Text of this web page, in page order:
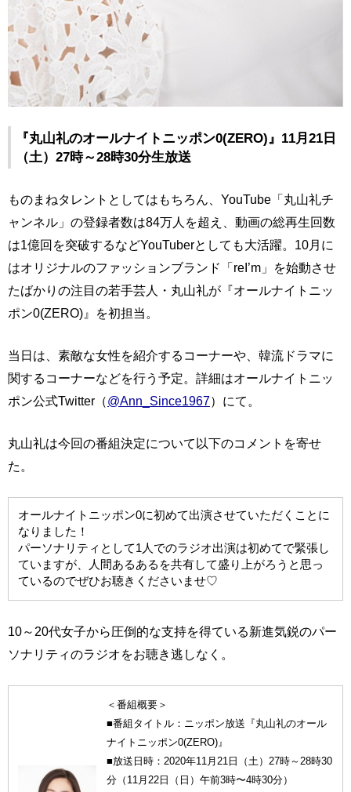
『丸山礼のオールナイトニッポン0(ZERO)』11月21日
（土）27時～28時30分生放送
ものまねタレントとしてはもちろん、YouTube「丸山礼チ
ャンネル」の登録者数は84万人を超え、動画の総再生回数
は1億回を突破するなどYouTuberとしても大活躍。10月に
はオリジナルのファッションブランド「reI’m」を始動させ
たばかりの注目の若手芸人・丸山礼が『オールナイトニッ
ポン0(ZERO)』を初担当。
当日は、素敵な女性を紹介するコーナーや、韓流ドラマに
関するコーナーなどを行う予定。詳細はオールナイトニッ
ポン公式Twitter（@Ann_Since1967）にて。
丸山礼は今回の番組決定について以下のコメントを寄せ
た。
オールナイトニッポン0に初めて出演させていただくことに
なりました！
パーソナリティとして1人でのラジオ出演は初めてで緊張し
ていますが、人間あるあるを共有して盛り上がろうと思っ
ているのでぜひお聴きくださいませ♡
10～20代女子から圧倒的な支持を得ている新進気鋭のパー
ソナリティのラジオをお聴き逃しなく。
＜番組概要＞
■番組タイトル：ニッポン放送『丸山礼のオール
ナイトニッポン0(ZERO)』
■放送日時：2020年11月21日（土）27時～28時30
分（11月22日（日）午前3時〜4時30分）